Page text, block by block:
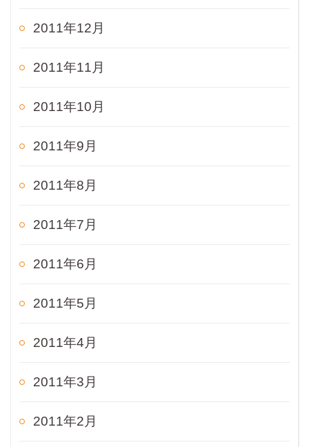
2011年12月
2011年11月
2011年10月
2011年9月
2011年8月
2011年7月
2011年6月
2011年5月
2011年4月
2011年3月
2011年2月